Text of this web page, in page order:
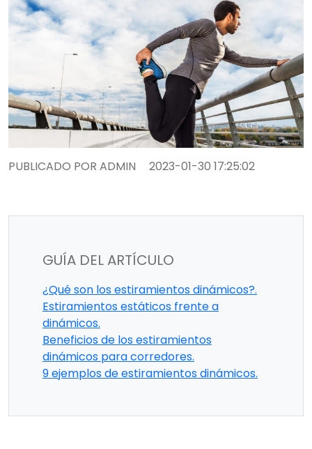
PUBLICADO POR ADMIN 2023-01-30 17:25:02
GUÍA DEL ARTÍCULO
¿Qué son los estiramientos dinámicos?.
Estiramientos estáticos frente a
dinámicos.
Beneficios de los estiramientos
dinámicos para corredores.
9 ejemplos de estiramientos dinámicos.